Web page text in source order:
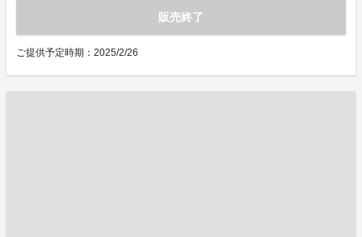
販売終了
ご提供予定時期：2025/2/26